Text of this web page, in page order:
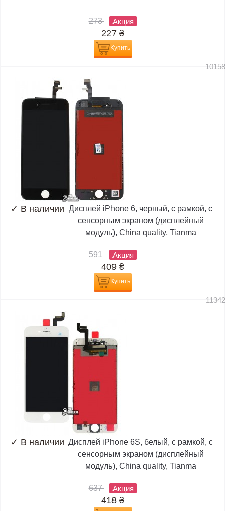
273 Акция
227 ₴
Купить
✓ В наличии Дисплей iPhone 6, черный, с рамкой, с
сенсорным экраном (дисплейный
модуль), China quality, Tianma
591 Акция
409 ₴
Купить
✓ В наличии Дисплей iPhone 6S, белый, с рамкой, с
сенсорным экраном (дисплейный
модуль), China quality, Tianma
637 Акция
418 ₴